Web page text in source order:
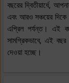
বছরের দ্বিতীয়ার্ধে,
এবং আরও সঞ্চয়ের দিকে
এপ্রিল পর্যন্ত। এই
সামগ্রিকভাবে, এই বছর
দেওয়া হচ্ছে।